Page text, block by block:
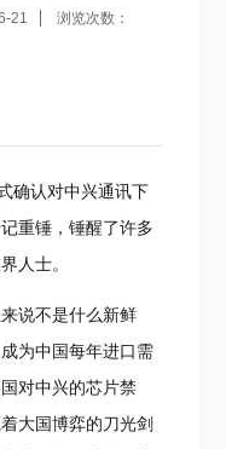
21
浏览次数：
确认对中兴通讯下
重锤，锤醒了许多
人士。
说不是什么新鲜
为中国每年进口需
对中兴的芯片禁
大国博弈的刀光剑